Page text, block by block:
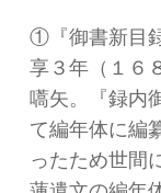
①『御書新目
享３年（１６
嚆矢。『録内
て編年体に編
ったため世間